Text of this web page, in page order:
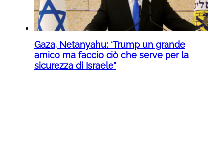
Gaza, Netanyahu: “Trump un grande
amico ma faccio ciò che serve per la
sicurezza di Israele”